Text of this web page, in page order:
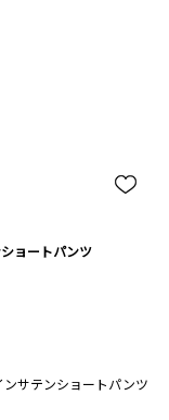
ョートパンツ